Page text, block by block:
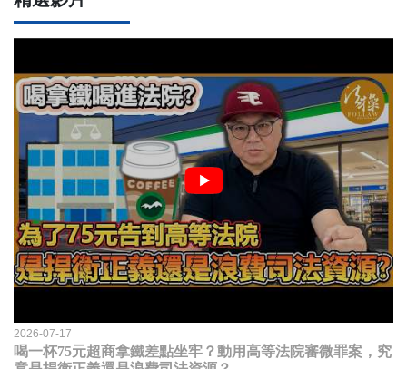
2026-07-17
喝一杯75元超商拿鐵差點坐牢？動用高等法院審微罪案，究